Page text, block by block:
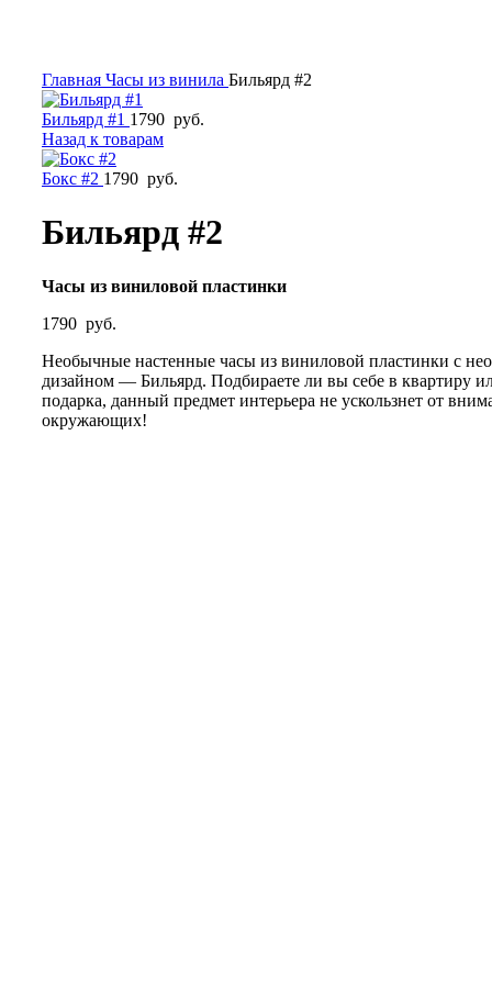
Главная Часы из винила Бильярд #2
Бильярд #1 1790 руб.
Назад к товарам
Бокс #2 1790 руб.
Бильярд #2
Часы из виниловой пластинки
1790 руб.
Необычные настенные часы из виниловой пластинки с
дизайном — Бильярд. Подбираете ли вы себе в квартиру
подарка, данный предмет интерьера не ускользнет от
окружающих!